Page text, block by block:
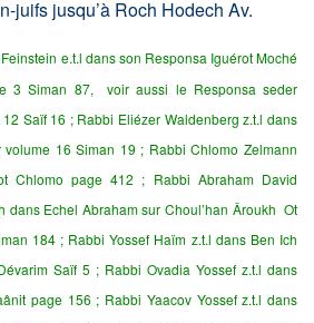
juifs jusqu’à Roch Hodech Av.
e.t.l dans son Responsa Iguérot Moché
3 Siman 87, voir aussi le Responsa seder
Saïf 16 ; Rabbi Eliézer Waldenberg z.t.l dans
volume 16 Siman 19 ; Rabbi Chlomo Zelmann
Chlomo page 412 ; Rabbi Abraham David
dans Echel Abraham sur Choul’han Âroukh Ot
184 ; Rabbi Yossef Haïm z.t.l dans Ben Ich
Saïf 5 ; Rabbi Ovadia Yossef z.t.l dans
page 156 ; Rabbi Yaacov Yossef z.t.l dans